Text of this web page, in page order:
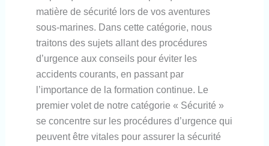
matière de sécurité lors de vos aventures
sous-marines. Dans cette catégorie, nous
traitons des sujets allant des procédures
d’urgence aux conseils pour éviter les
accidents courants, en passant par
l’importance de la formation continue. Le
premier volet de notre catégorie « Sécurité »
se concentre sur les procédures d’urgence qui
peuvent être vitales pour assurer la sécurité